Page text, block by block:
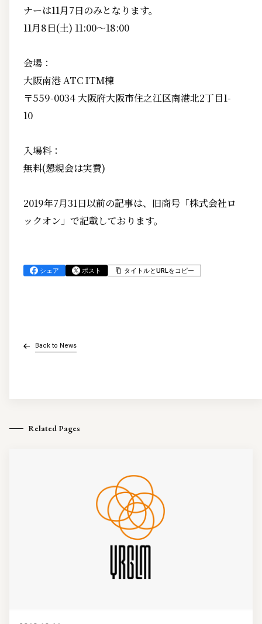
ナーは11月7日のみとなります。
11月8日(土) 11:00～18:00
会場：
大阪南港 ATC ITM棟
〒559-0034 大阪府大阪市住之江区南港北2丁目1-
10
入場料：
無料(懇親会は実費)
2019年7月31日以前の記事は、旧商号「株式会社ロ
ックオン」で記載しております。
シェア ポスト タイトルとURLをコピー
Back to News
Related Pages